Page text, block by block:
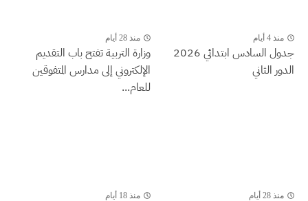
منذ 4 أيام
جدول السادس ابتدائي 2026
الدور الثاني
منذ 28 أيام
وزارة التربية تفتح باب التقديم
الإلكتروني إلى مدارس المتفوقين
للعام...
منذ 28 أيام منذ 18 أيام